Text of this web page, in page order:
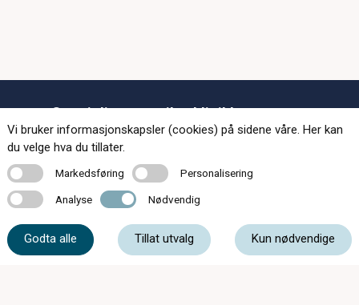
Spesialisert optikerklinikk
128 klinikker over hele landet.
Behandlinger og tjenester
Barn og syn
Vi bruker informasjonskapsler (cookies) på sidene våre. Her kan
du velge hva du tillater.
MarkedsføringMarkedsføring PersonaliseringPersonalisering
Analyse Analyse Nødvendig Nødvendig
Godta alle Tillat utvalg Kun nødvendige